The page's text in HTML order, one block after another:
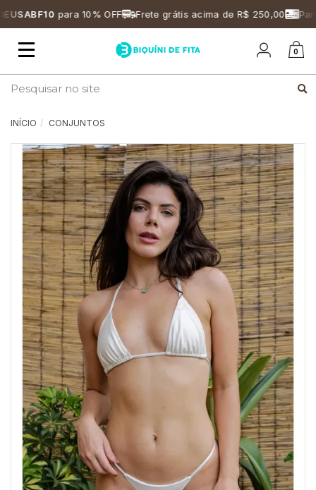
para 10% OFF Frete grátis acima de R$ 250,00
Mudar
0
INÍCIO CONJUNTOS